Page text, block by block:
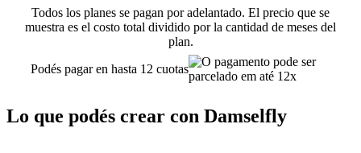
Todos los planes se pagan por adelantado. El precio que se
muestra es el costo total dividido por la cantidad de meses del
plan.
Podés pagar en hasta 12 cuotas
Lo que podés crear con Damselfly